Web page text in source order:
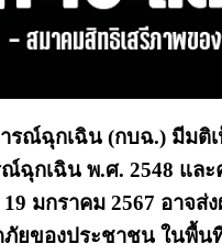
ณ์ฉุกเฉิน (กบฉ.) มีมติเ
ฉุกเฉิน พ.ศ. 2548 แ
มกราคม 2567 อาจ
ยของประชาชน ในพื้น